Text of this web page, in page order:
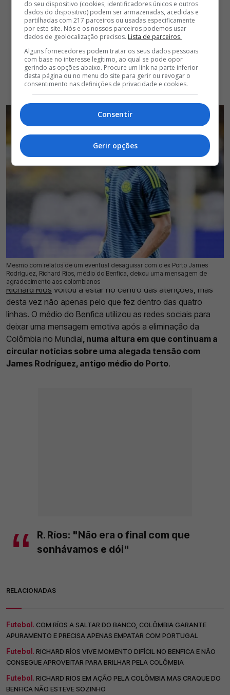
Mesmo com relatos de um eventual desaguisar com o ex Porto James
Rodríguez, Richard Ríos, médio do Benfica, deixou uma mensagem de
agradecimento aos colombianos
11 Jul 2026 | 16:48 | 0
Richard Ríos voltou a estar no centro das atenções, mas
desta vez não apenas pelo que fez dentro das quatro
linhas. O médio do Benfica utilizou as redes sociais para
deixar uma mensagem emotiva após a eliminação da
Colômbia no Mundial, numa altura em que continuam a
circular notícias sobre uma alegada tensão com
James Rodríguez, antigo médio do Porto.
R. Ríos: "Não era o final com que
sonhávamos e dói"
RELACIONADAS
Futebol. COM RÍOS A SALTAR DO BANCO, COLÔMBIA GARANTE
APURAMENTO E PRECISA APENAS EMPATAR COM PORTUGAL
Futebol. RICHARD RÍOS VIVE MOMENTO DIFÍCIL NO BENFICA E NÃO
CONSEGUE APROVEITAR PARA BRILHAR PELA COLÔMBIA
Futebol. RICHARD RIOS EM AÇÃO PELA COLÔMBIA MAS CRAQUE DO
BENFICA NÃO ESTEVE SOZINHO
do seu dispositivo (cookies, identificadores únicos e outros
dados do dispositivo) podem ser armazenadas, acedidas e
partilhadas com 217 parceiros ou usadas especificamente
por este site. Nós e os nossos parceiros podemos usar
dados de geolocalização precisos. Lista de parceiros.
Alguns fornecedores podem tratar os seus dados pessoais
com base no interesse legítimo, ao qual se pode opor
gerindo as opções abaixo. Procure um link na parte inferior
desta página ou no menu do site para gerir ou revogar o
consentimento nas definições de privacidade e cookies.
Consentir
Gerir opções